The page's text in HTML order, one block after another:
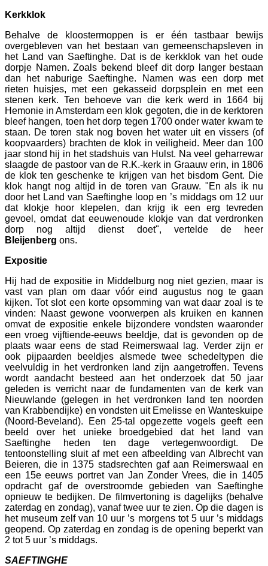
Kerkklok
Behalve de kloostermoppen is er één tastbaar bewijs
overgebleven van het bestaan van gemeenschapsleven in
het Land van Saeftinghe. Dat is de kerkklok van het oude
dorpje Namen. Zoals bekend bleef dit dorp langer bestaan
dan het naburige Saeftinghe. Namen was een dorp met
rieten huisjes, met een gekasseid dorpsplein en met een
stenen kerk. Ten behoeve van die kerk werd in 1664 bij
Hemonie in Amsterdam een klok gegoten, die in de kerktoren
bleef hangen, toen het dorp tegen 1700 onder water kwam te
staan. De toren stak nog boven het water uit en vissers (of
koopvaarders) brachten de klok in veiligheid. Meer dan 100
jaar stond hij in het stadshuis van Hulst. Na veel geharrewar
slaagde de pastoor van de R.K.-kerk in Graauw erin, in 1806
de klok ten geschenke te krijgen van het bisdom Gent. Die
klok hangt nog altijd in de toren van Grauw. "En als ik nu
door het Land van Saeftinghe loop en ’s middags om 12 uur
dat klokje hoor klepelen, dan krijg ik een erg tevreden
gevoel, omdat dat eeuwenoude klokje van dat verdronken
dorp nog altijd dienst doet", vertelde de heer
Bleijenberg ons.
Expositie
Hij had de expositie in Middelburg nog niet gezien, maar is
vast van plan om daar vóór eind augustus nog te gaan
kijken. Tot slot een korte opsomming van wat daar zoal is te
vinden: Naast gewone voorwerpen als kruiken en kannen
omvat de expositie enkele bijzondere vondsten waaronder
een vroeg vijftiende-eeuws beeldje, dat is gevonden op de
plaats waar eens de stad Reimerswaal lag. Verder zijn er
ook pijpaarden beeldjes alsmede twee schedeltypen die
veelvuldig in het verdronken land zijn aangetroffen. Tevens
wordt aandacht besteed aan het onderzoek dat 50 jaar
geleden is verricht naar de fundamenten van de kerk van
Nieuwlande (gelegen in het verdronken land ten noorden
van Krabbendijke) en vondsten uit Emelisse en Wanteskuipe
(Noord-Beveland). Een 25-tal opgezette vogels geeft een
beeld over het unieke broedgebied dat het land van
Saeftinghe heden ten dage vertegenwoordigt. De
tentoonstelling sluit af met een afbeelding van Albrecht van
Beieren, die in 1375 stadsrechten gaf aan Reimerswaal en
een 15e eeuws portret van Jan Zonder Vrees, die in 1405
opdracht gaf de overstroomde gebieden van Saeftinghe
opnieuw te bedijken. De filmvertoning is dagelijks (behalve
zaterdag en zondag), vanaf twee uur te zien. Op die dagen is
het museum zelf van 10 uur ’s morgens tot 5 uur ’s middags
geopend. Op zaterdag en zondag is de opening beperkt van
2 tot 5 uur ’s middags.
SAEFTINGHE